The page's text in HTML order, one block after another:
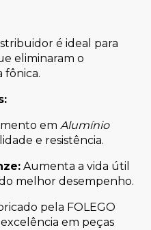
é ideal para
eliminaram o
fônica.
em Alumínio
e resistência.
Aumenta a vida útil
melhor desempenho.
pela FOLEGO
em peças